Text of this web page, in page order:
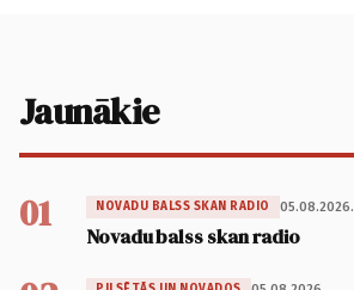
Jaunākie
01 NOVADU BALSS SKAN RADIO 05.08.2026.
Novadu balss skan radio